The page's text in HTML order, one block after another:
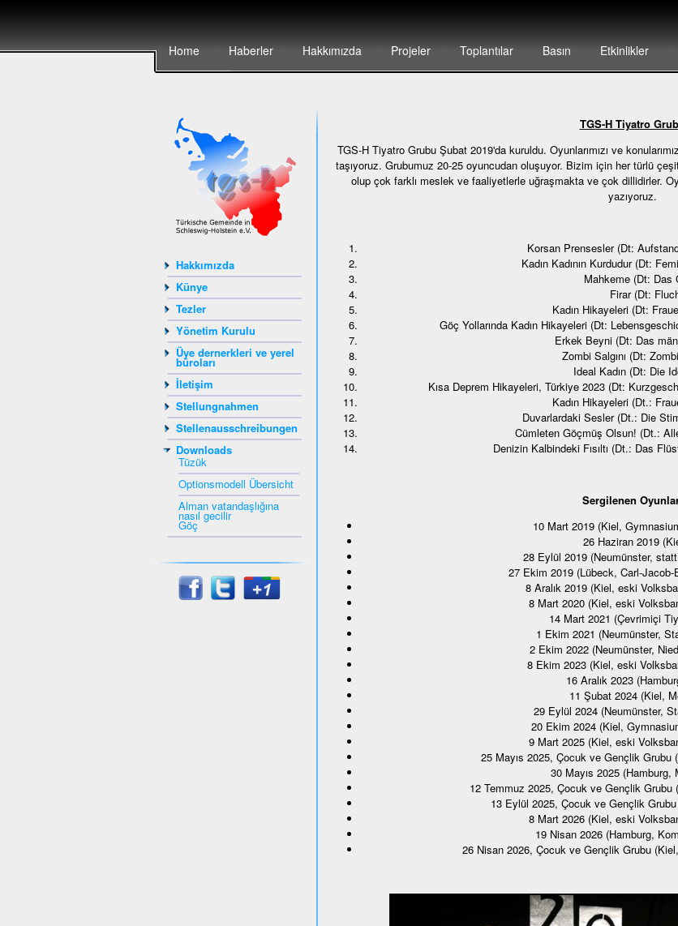
Home Haberler Hakkımızda Projeler Toplantılar Basın Etkinlikler
Hakkımızda
Künye
Tezler
Yönetim Kurulu
Üye dernerkleri ve yerel
büroları
İletişim
Stellungnahmen
Stellenausschreibungen
Downloads
Tüzük
Optionsmodell Übersicht
Alman vatandaşlığına
nasıl gecilir
Göç
TGS-H Tiyatro
TGS-H Tiyatro Grubu Şubat 2019'da kuruldu. Oyunlarımızı ve
taşıyoruz. Grubumuz 20-25 oyuncudan oluşuyor. Bizim için her türlü
olup çok farklı meslek ve faaliyetlerle uğraşmakta ve çok dillidirler.
yazıyoruz.
Korsan Prensesler (Dt:
Kadın Kadının Kurdudur (Dt:
Mahkeme (Dt: Das
Firar (Dt:
Kadın Hikayeleri (Dt:
Göç Yollarında Kadın Hikayeleri (Dt:
Erkek Beyni (Dt: Das
Zombi Salgını (Dt:
Ideal Kadın (Dt: Die
Kısa Deprem Hikayeleri, Türkiye 2023 (Dt:
Kadın Hikayeleri (Dt.:
Duvarlardaki Sesler (Dt.: Die
Cümleten Göçmüş Olsun! (Dt.:
Denizin Kalbindeki Fısıltı (Dt.: Das
Sergilenen
10 Mart 2019 (Kiel,
26 Haziran 2019
28 Eylül 2019 (Neumünster,
27 Ekim 2019 (Lübeck, Carl-
8 Aralık 2019 (Kiel, eski
8 Mart 2020 (Kiel, eski
14 Mart 2021 (Çevrimiçi
1 Ekim 2021 (Neumünster,
2 Ekim 2022 (Neumünster,
8 Ekim 2023 (Kiel, eski
16 Aralık 2023
11 Şubat 2024 (Kiel,
29 Eylül 2024 (Neumünster,
20 Ekim 2024 (Kiel,
9 Mart 2025 (Kiel, eski
25 Mayıs 2025, Çocuk ve Gençlik
30 Mayıs 2025 (Hamburg,
12 Temmuz 2025, Çocuk ve Gençlik
13 Eylül 2025, Çocuk ve Gençlik
8 Mart 2026 (Kiel, eski
19 Nisan 2026 (Hamburg,
26 Nisan 2026, Çocuk ve Gençlik Grubu